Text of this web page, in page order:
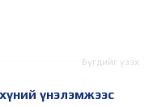
Монгол
хүрээнд
Бүгдийг үзэх
үнэлэмжээс